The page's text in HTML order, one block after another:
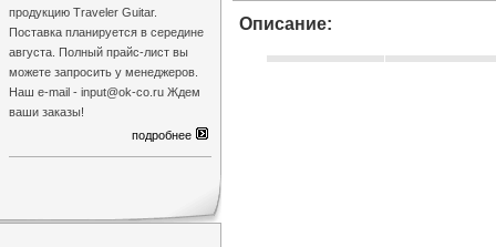
продукцию Traveler Guitar.
Поставка планируется в середине
августа. Полный прайс-лист вы
можете запросить у менеджеров.
Наш e-mail - input@ok-co.ru Ждем
ваши заказы!
подробнее
Описание: